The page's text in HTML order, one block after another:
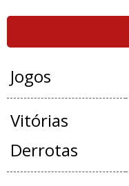
Jogos
Vitórias
Derrotas